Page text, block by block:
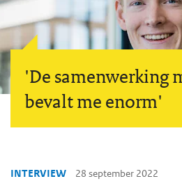
'De samenwerking
bevalt me enorm'
INTERVIEW 28 september 2022